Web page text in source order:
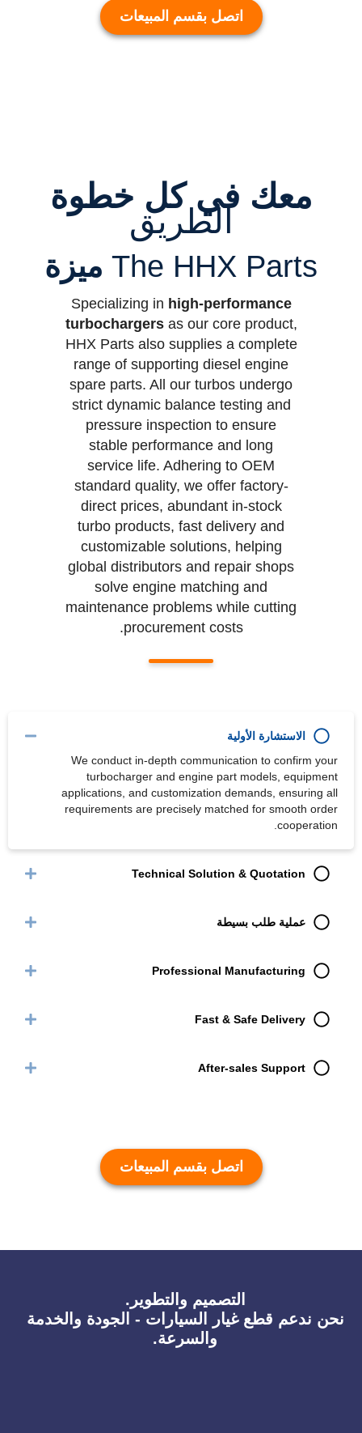
اتصل بقسم المبيعات
معك في كل خطوة
الطريق
The HHX Parts ميزة
Specializing in high-performance
turbochargersas our core product,
HHX Parts also supplies a complete
range of supporting diesel engine
spare parts. All our turbos undergo
strict dynamic balance testing and
pressure inspection to ensure
stable performance and long
service life. Adhering to OEM
standard quality, we offer factory-
direct prices, abundant in-stock
turbo products, fast delivery and
customizable solutions, helping
global distributors and repair shops
solve engine matching and
maintenance problems while cutting
procurement costs.
الاستشارة الأولية
We conduct in-depth communication to confirm your
turbocharger and engine part models, equipment
applications, and customization demands, ensuring all
requirements are precisely matched for smooth order
cooperation.
Technical Solution & Quotation
عملية طلب بسيطة
Professional Manufacturing
Fast & Safe Delivery
After-sales Support
اتصل بقسم المبيعات
التصميم والتطوير.
نحن ندعم قطع غيار السيارات - الجودة والخدمة
والسرعة.